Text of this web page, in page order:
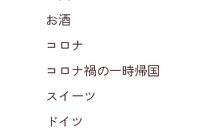
お酒
コロナ
コロナ禍の一時帰国
スイーツ
ドイツ